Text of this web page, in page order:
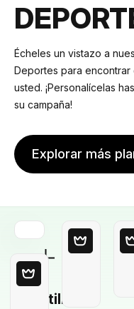
Écheles un vistazo a
Deportes para
usted. ¡Personalícelas
su campaña!
Explorar más
Plantilla